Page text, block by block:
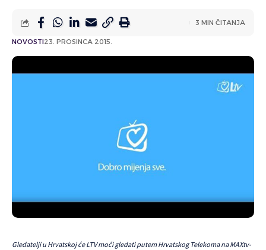
NOVOSTI23. PROSINCA 2015.
3 MIN ČITANJA
Gledatelji u Hrvatskoj će LTV moći gledati putem Hrvatskog Telekoma na MAXtv-